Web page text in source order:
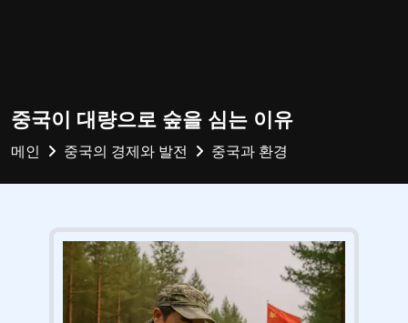
중국이 대량으로 숲을 심는 이유
메인 중국의 경제와 발전 중국과 환경